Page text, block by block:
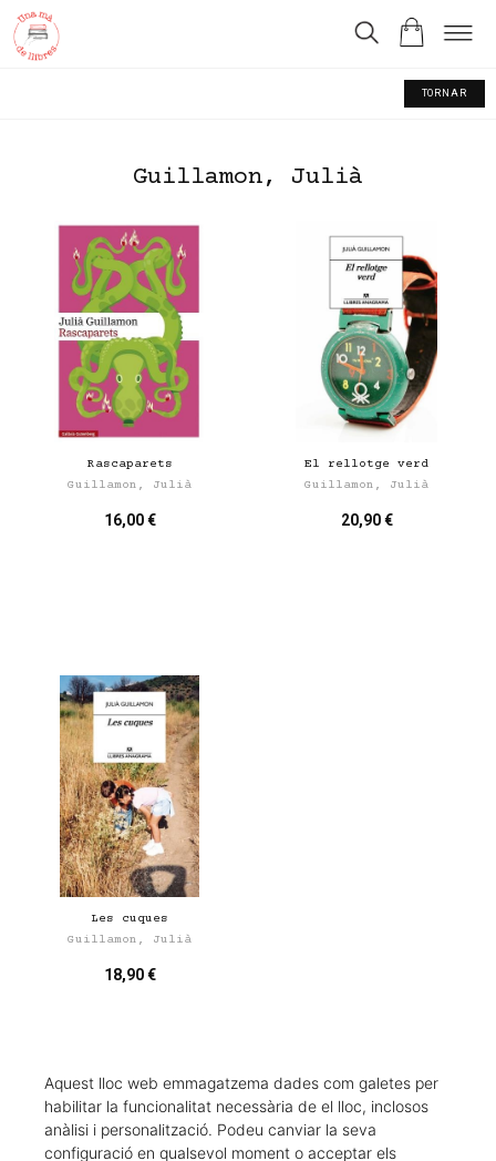
TORNAR
Guillamon, Julià
Rascaparets
Guillamon, Julià
16,00 €
El rellotge verd
Guillamon, Julià
20,90 €
Les cuques
Guillamon, Julià
18,90 €
Aquest lloc web emmagatzema dades com galetes per
habilitar la funcionalitat necessària de el lloc, inclosos
anàlisi i personalització. Podeu canviar la seva
configuració en qualsevol moment o acceptar els